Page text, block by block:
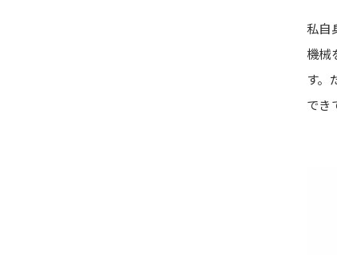
私自
機械
す。
でき